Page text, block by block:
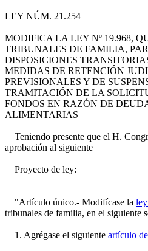
LEY NÚM. 21.254
MODIFICA LA LEY Nº 19.968,
TRIBUNALES DE FAMILIA,
DISPOSICIONES
MEDIDAS DE RETENCIÓN
PREVISIONALES Y DE
TRAMITACIÓN DE LA
FONDOS EN RAZÓN DE
ALIMENTARIAS
Teniendo presente que el H.
aprobación al siguiente
Proyecto de ley:
"Artículo único.- Modifícase la
tribunales de familia, en el siguiente
1. Agrégase el siguiente artículo